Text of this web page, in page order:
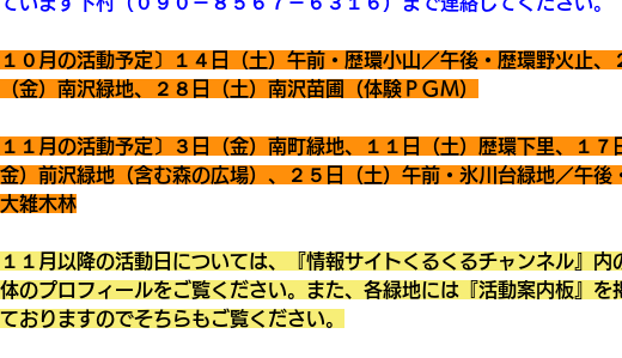
１０月の活動予定〕１４日（土）午前・歴環小山／午後・歴環野火止、
金）南沢緑地、２８日（土）南沢苗圃（体験ＰＧＭ）
１１月の活動予定〕３日（金）南町緑地、１１日（土）歴環下里、１７
金）前沢緑地（含む森の広場）、２５日（土）午前・氷川台緑地／午後
雑木林
１月以降の活動日については、『情報サイトくるくるチャンネル』内
体のプロフィールをご覧ください。また、各緑地には『活動案内板』を
ておりますのでそちらもご覧ください。